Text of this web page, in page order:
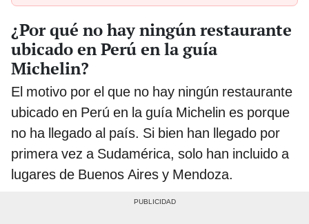
¿Por qué no hay ningún restaurante
ubicado en Perú en la guía
Michelin?
El motivo por el que no hay ningún restaurante
ubicado en Perú en la guía Michelin es porque
no ha llegado al país. Si bien han llegado por
primera vez a Sudamérica, solo han incluido a
lugares de Buenos Aires y Mendoza.